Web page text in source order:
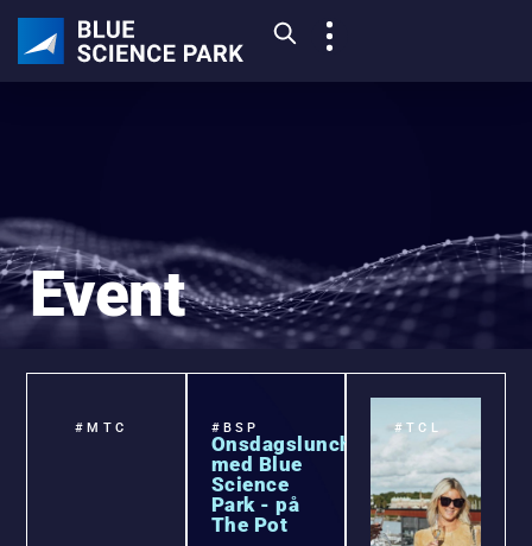
Event
#MTC #BSP
Onsdagsluncher
med Blue
Science
Park - på
The Pot
#TCL